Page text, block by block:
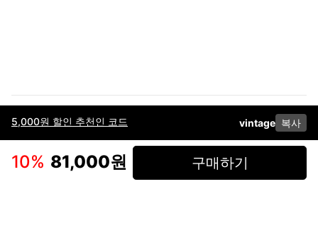
5,000원 할인 추천인 코드 vintage 복사
10% 81,000원 구매하기
이용약관고객센터판매개인정보 처리방침사업자 정보다운로드
인스타그램
페이스북